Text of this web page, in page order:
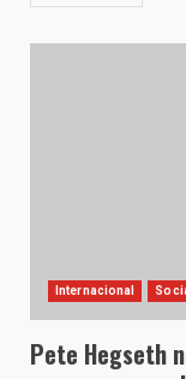
Internacional
Pete Hegseth